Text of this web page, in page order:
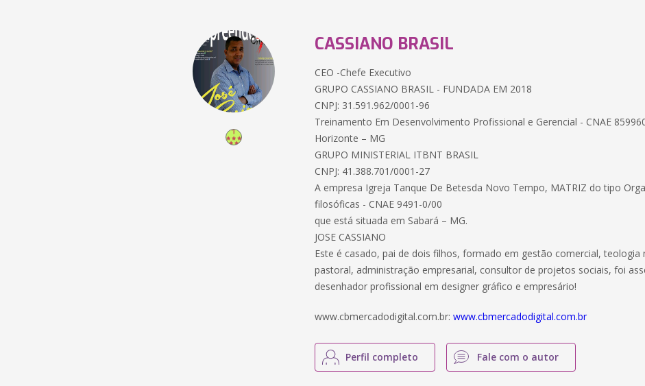
CASSIANO BRASIL
CEO -Chefe Executivo
GRUPO CASSIANO BRASIL - FUNDADA EM 2018
CNPJ: 31.591.962/0001-96
Treinamento Em Desenvolvimento Profissional e Gerencial - CNAE
Horizonte – MG
GRUPO MINISTERIAL ITBNT BRASIL
CNPJ: 41.388.701/0001-27
A empresa Igreja Tanque De Betesda Novo Tempo, MATRIZ do tipo
filosóficas - CNAE 9491-0/00
que está situada em Sabará – MG.
JOSE CASSIANO
Este é casado, pai de dois filhos, formado em gestão comercial, teologia
pastoral, administração empresarial, consultor de projetos sociais, foi
desenhador profissional em designer gráfico e empresário!
www.cbmercadodigital.com.br:www.cbmercadodigital.com.br
Perfil completo Fale com o autor